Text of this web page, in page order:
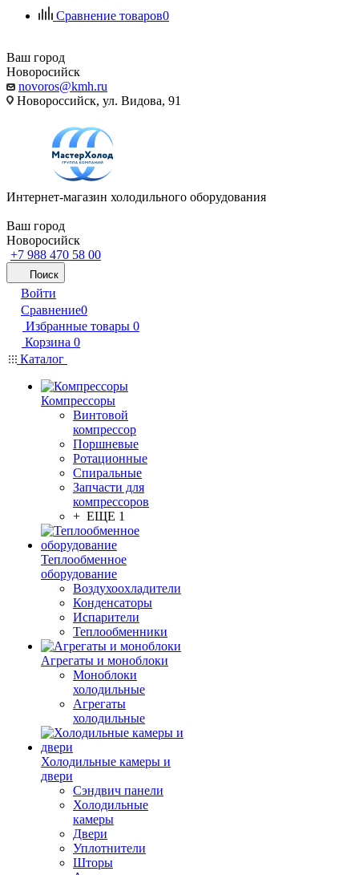
Сравнение товаров0
Ваш город
Новоросийск
novoros@kmh.ru
Новороссийск, ул. Видова, 91
Интернет-магазин холодильного оборудования
Ваш город
Новоросийск
+7 988 470 58 00
Поиск
Войти
Сравнение0
Избранные товары 0
Корзина 0
Каталог
Компрессоры
Винтовой
компрессор
Поршневые
Ротационные
Спиральные
Запчасти для
компрессоров
+ ЕЩЕ 1
Теплообменное
оборудование
Воздухоохладители
Конденсаторы
Испарители
Теплообменники
Агрегаты и моноблоки
Моноблоки
холодильные
Агрегаты
холодильные
Холодильные камеры и
двери
Сэндвич панели
Холодильные
камеры
Двери
Уплотнители
Шторы